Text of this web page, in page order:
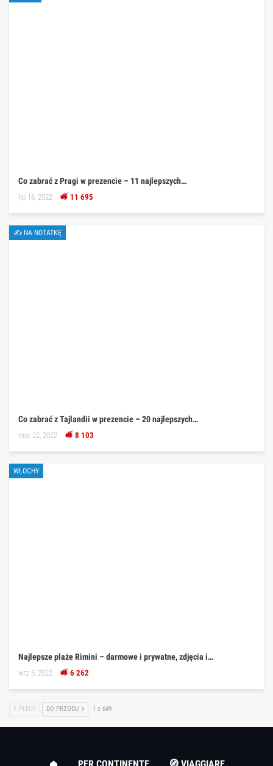
Co zabrać z Pragi w prezencie – 11 najlepszych…
lip 16, 2022 11 695
✍ NA NOTATKĘ
Co zabrać z Tajlandii w prezencie – 20 najlepszych…
mar 22, 2022 8 103
WŁOCHY
Najlepsze plaże Rimini – darmowe i prywatne, zdjęcia i…
wrz 5, 2022 6 262
PLECY DO PRZODU 1 z 649